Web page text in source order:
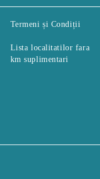
Termeni și Condiții
Lista localitatilor fara
km suplimentari